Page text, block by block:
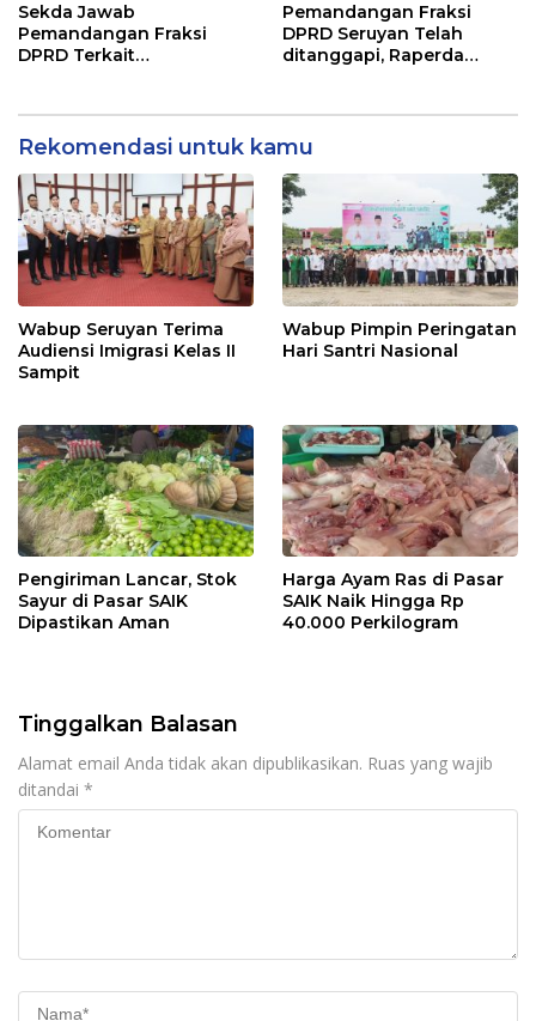
Sekda Jawab
Pemandangan Fraksi
DPRD Terkait
2024
Pemandangan Fraksi
DPRD Seruyan Telah
ditanggapi, Raperda
Rekomendasi untuk kamu
Wabup Seruyan Terima
Audiensi Imigrasi Kelas II
Sampit
Wabup Pimpin Peringatan
Hari Santri Nasional
Pengiriman Lancar, Stok
Sayur di Pasar SAIK
Dipastikan Aman
Harga Ayam Ras di Pasar
SAIK Naik Hingga Rp
40.000 Perkilogram
Tinggalkan Balasan
Alamat email Anda tidak akan dipublikasikan. Ruas yang wajib
ditandai *